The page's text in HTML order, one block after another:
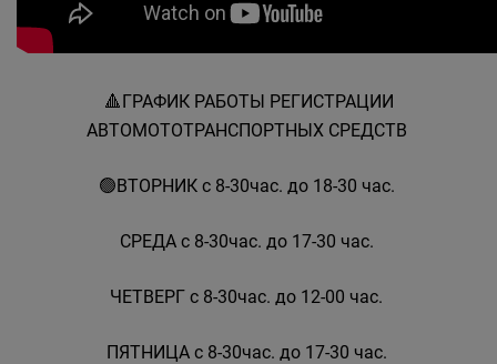
🔺️ГРАФИК РАБОТЫ РЕГИСТРАЦИИ
АВТОМОТОТРАНСПОРТНЫХ СРЕДСТВ
🟢ВТОРНИК с 8-30час. до 18-30 час.
СРЕДА с 8-30час. до 17-30 час.
ЧЕТВЕРГ с 8-30час. до 12-00 час.
ПЯТНИЦА с 8-30час. до 17-30 час.